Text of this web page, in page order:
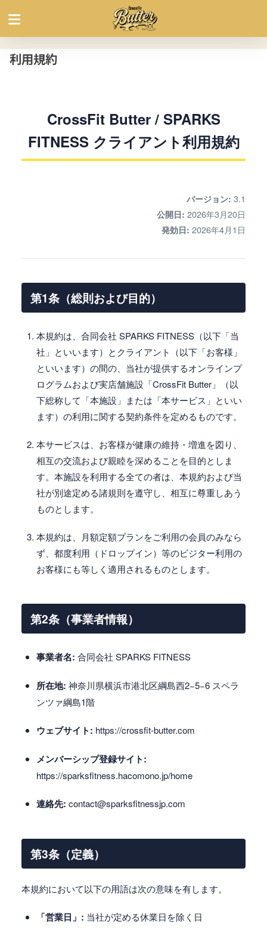
利用規約
CrossFit Butter / SPARKS
FITNESS クライアント利用規約
バージョン: 3.1
公開日: 2026年3月20日
発効日: 2026年4月1日
第1条（総則および目的）
本規約は、合同会社 SPARKS FITNESS（以下「当
社」といいます）とクライアント（以下「お客様」
といいます）の間の、当社が提供するオンラインプ
ログラムおよび実店舗施設「CrossFit Butter」（以
下総称して「本施設」または「本サービス」といい
ます）の利用に関する契約条件を定めるものです。
本サービスは、お客様が健康の維持・増進を図り、
相互の交流および親睦を深めることを目的としま
す。本施設を利用する全ての者は、本規約および当
社が別途定める諸規則を遵守し、相互に尊重しあう
ものとします。
本規約は、月額定額プランをご利用の会員のみなら
ず、都度利用（ドロップイン）等のビジター利用の
お客様にも等しく適用されるものとします。
第2条（事業者情報）
事業者名: 合同会社 SPARKS FITNESS
所在地: 神奈川県横浜市港北区綱島西2−5−6 スペラ
ンツァ綱島1階
ウェブサイト: https://crossfit-butter.com
メンバーシップ登録サイト:
https://sparksfitness.hacomono.jp/home
連絡先: contact@sparksfitnessjp.com
第3条（定義）
本規約において以下の用語は次の意味を有します。
「営業日」: 当社が定める休業日を除く日